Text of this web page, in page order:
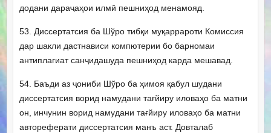
додани дараҷаҳои илмӣ пешниҳод менамояд.
53. Диссертатсия ба Шўро тибқи муқаррароти Комиссия
дар шакли дастнависи компютерии бо барномаи
антиплагиат санҷидашуда пешниҳод карда мешавад.
54. Баъди аз ҷониби Шўро ба ҳимоя қабул шудани
диссертатсия ворид намудани тағйиру иловаҳо ба матни
он, инчунин ворид намудани тағйиру иловаҳо ба матни
автореферати диссертатсия манъ аст. Довталаб